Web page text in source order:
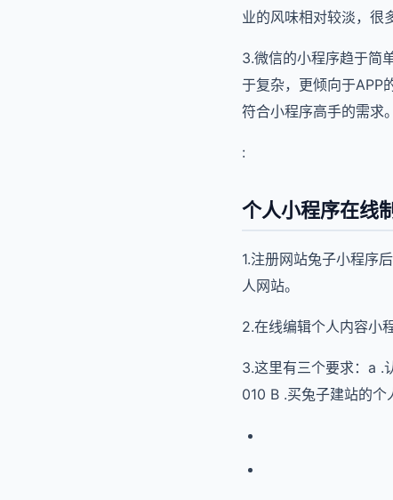
业的风味相对较淡，很
3.微信的小程序趋于简
于复杂，更倾向于APP
符合小程序高手的需求。
:
个人小程序在线
1.注册网站兔子小程序
人网站。
2.在线编辑个人内容小
3.这里有三个要求：a .
010 B .买兔子建站的个